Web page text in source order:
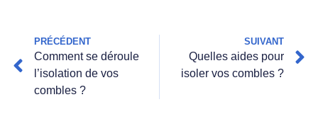
PRÉCÉDENT
Comment se déroule
l’isolation de vos
combles ?
SUIVANT
Quelles aides pour
isoler vos combles ?